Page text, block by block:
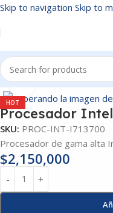
Skip to navigation Skip to
Inicio/Procesadores
HOT
Click to enlarge
Procesador Intel
SKU: PROC-INT-I713700
Procesador de gama alta
$2,150,000